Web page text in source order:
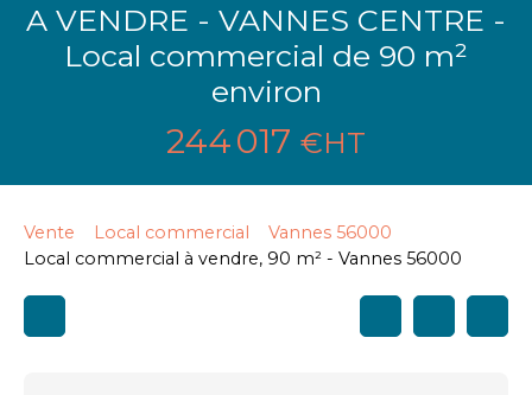
A VENDRE - VANNES CENTRE -
Local commercial de 90 m²
environ
244 017 €HT
Vente Local commercial
Vannes 56000
Local commercial à vendre, 90 m² - Vannes 56000